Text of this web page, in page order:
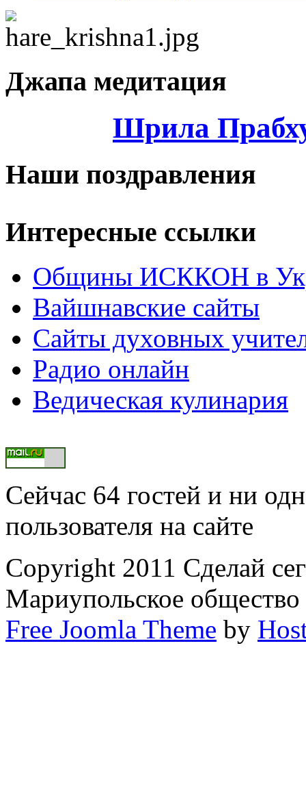
Джапа медитация
Шрила
Наши поздравления
Интересные ссылки
Общины ИСККОН в
Вайшнавские сайты
Сайты духовных
Радио онлайн
Ведическая кулинария
Сейчас 64 гостей и ни
пользователя на сайте
Copyright 2011 Сделай
Мариупольское
Free Joomla Theme by